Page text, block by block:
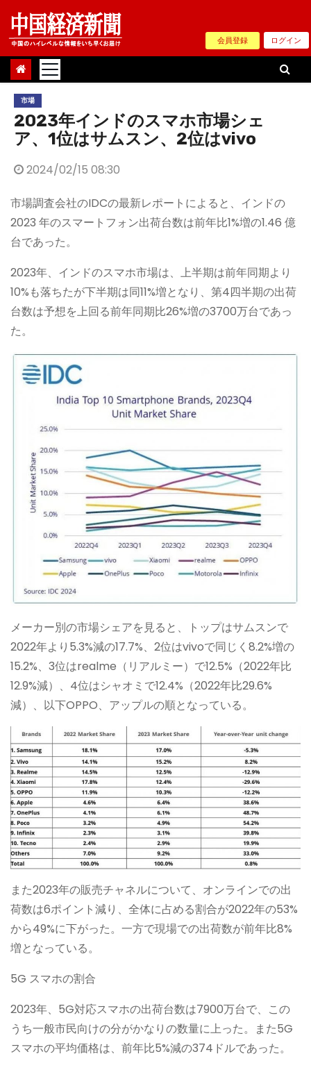
Skip
content
会員登録 ログイン
市場
2023年インドのスマホ市場シェ
ア、1位はサムスン、2位はvivo
2024/02/15 08:30
市場調査会社のIDCの最新レポートによると、インドの
2023 年のスマートフォン出荷台数は前年比1%増の1.46 億
台であった。
2023年、インドのスマホ市場は、上半期は前年同期より
10%も落ちたが下半期は同11%増となり、第4四半期の出荷
台数は予想を上回る前年同期比26%増の3700万台であっ
た。
メーカー別の市場シェアを見ると、トップはサムスンで
2022年より5.3%減の17.7%、2位はvivoで同じく8.2%増の
15.2%、3位はrealme（リアルミー）で12.5%（2022年比
12.9%減）、4位はシャオミで12.4%（2022年比29.6%
減）、以下OPPO、アップルの順となっている。
また2023年の販売チャネルについて、オンラインでの出
荷数は6ポイント減り、全体に占める割合が2022年の53%
から49%に下がった。一方で現場での出荷数が前年比8%
増となっている。
5G スマホの割合
2023年、5G対応スマホの出荷台数は7900万台で、この
うち一般市民向けの分がかなりの数量に上った。また5G
スマホの平均価格は、前年比5%減の374ドルであった。